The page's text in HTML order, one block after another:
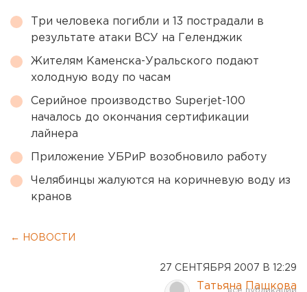
Три человека погибли и 13 пострадали в
результате атаки ВСУ на Геленджик
Жителям Каменска-Уральского подают
холодную воду по часам
Серийное производство Superjet-100
началось до окончания сертификации
лайнера
Приложение УБРиР возобновило работу
Челябинцы жалуются на коричневую воду из
кранов
← НОВОСТИ
27 СЕНТЯБРЯ 2007 В 12:29
Татьяна Пашкова